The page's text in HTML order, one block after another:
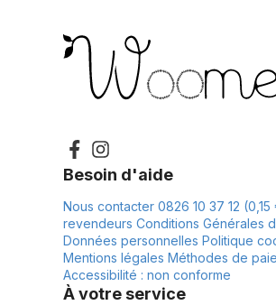
Besoin d'aide
Nous contacter 0826 10 37 12 (0,15
revendeurs Conditions Générales
Données personnelles Politique
Mentions légales Méthodes de
Accessibilité : non conforme
À votre service